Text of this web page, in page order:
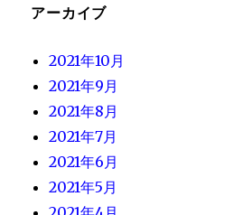
アーカイブ
2021年10月
2021年9月
2021年8月
2021年7月
2021年6月
2021年5月